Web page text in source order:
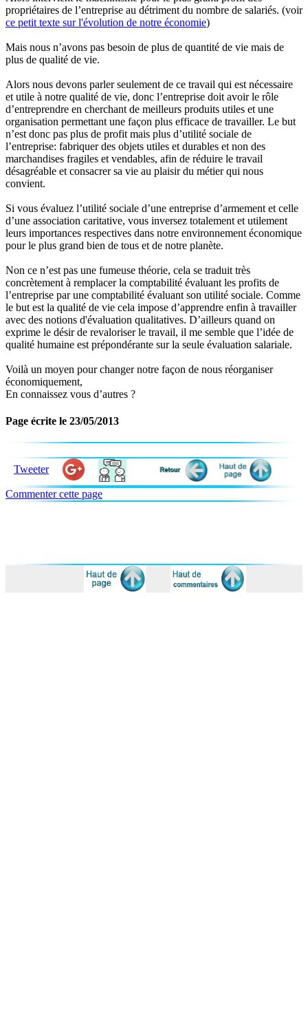
propriétaires de l’entreprise au détriment du nombre de salariés. (voir
ce petit texte sur l'évolution de notre économie)
Mais nous n’avons pas besoin de plus de quantité de vie mais de
plus de qualité de vie.
Alors nous devons parler seulement de ce travail qui est nécessaire
et utile à notre qualité de vie, donc l’entreprise doit avoir le rôle
d’entreprendre en cherchant de meilleurs produits utiles et une
organisation permettant une façon plus efficace de travailler. Le but
n’est donc pas plus de profit mais plus d’utilité sociale de
l’entreprise: fabriquer des objets utiles et durables et non des
marchandises fragiles et vendables, afin de réduire le travail
désagréable et consacrer sa vie au plaisir du métier qui nous
convient.
Si vous évaluez l’utilité sociale d’une entreprise d’armement et celle
d’une association caritative, vous inversez totalement et utilement
leurs importances respectives dans notre environnement économique
pour le plus grand bien de tous et de notre planète.
Non ce n’est pas une fumeuse théorie, cela se traduit très
concrètement à remplacer la comptabilité évaluant les profits de
l’entreprise par une comptabilité évaluant son utilité sociale. Comme
le but est la qualité de vie cela impose d’apprendre enfin à travailler
avec des notions d'évaluation qualitatives. D’ailleurs quand on
exprime le désir de revaloriser le travail, il me semble que l’idée de
qualité humaine est prépondérante sur la seule évaluation salariale.
Voilà un moyen pour changer notre façon de nous réorganiser
économiquement,
En connaissez vous d’autres ?
Page écrite le 23/05/2013
Tweeter
Commenter cette page